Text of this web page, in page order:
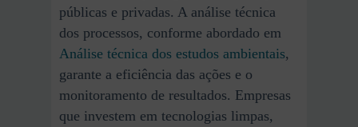
públicas e privadas. A análise técnica
dos processos, conforme abordado em
Análise técnica dos estudos ambientais,
garante a eficiência das ações e o
monitoramento de resultados. Empresas
que investem em tecnologias limpas,